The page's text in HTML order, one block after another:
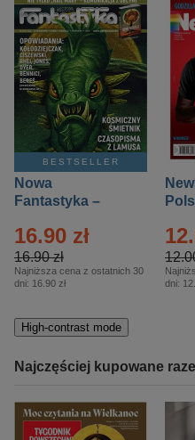
BESTSELLER
Nowa
Fantastyka –
16.90 zł
16.90 zł
Najniższa cena z ostatnich 30
dni: 16.90 zł
dni:
High-contrast mode
Najczęściej kupowane